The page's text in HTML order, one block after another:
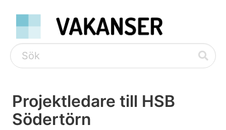
Projektledare till HSB
Södertörn